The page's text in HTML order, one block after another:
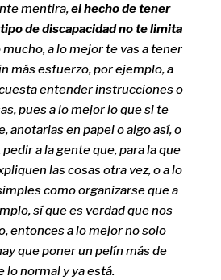
mentira,el hecho de tener
de discapacidad no te limita
mucho, a lo mejor te vas a tener
más esfuerzo, por ejemplo, a
entender instrucciones o
pues a lo mejor lo que si te
anotarlas en papel o algo así, o
a la gente que, para la que
las cosas otra vez, o a lo
como organizarse que a
sí que es verdad que nos
entonces a lo mejor no solo
que poner un pelín más de
lo normal y ya está.